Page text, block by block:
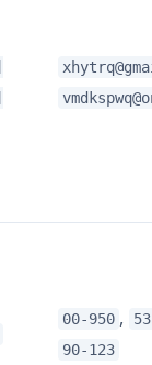
00-950 ,
90-123